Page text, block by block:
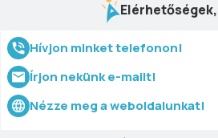
Hívjon minket telefonon!
Írjon nekünk e-mailt!
Nézze meg a weboldalunkat!